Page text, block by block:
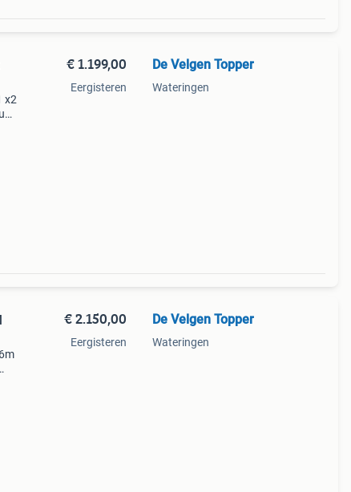
x2
€ 1.199,00
Eergisteren
De Velgen Topper
Wateringen
€ 2.150,00
Eergisteren
De Velgen Topper
Wateringen